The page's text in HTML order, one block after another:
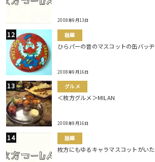
2008年9月13日
話題
ひらパーの昔のマスコットの缶バッヂ
2008年9月16日
グルメ
＜枚方グルメ＞MILAN
2008年9月16日
話題
枚方にもゆるキャラマスコットがいた